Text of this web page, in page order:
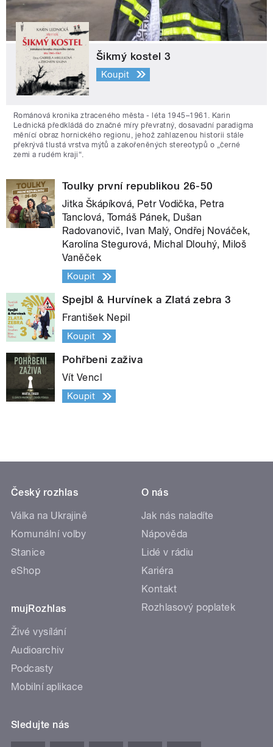
Šikmý kostel 3
Koupit
Románová kronika ztraceného města - léta 1945–1961. Karin
Lednická předkládá do značné míry převratný, dosavadní paradigma
měnící obraz hornického regionu, jehož zahlazenou historii stále
překrývá tlustá vrstva mýtů a zakořeněných stereotypů o „černé
zemi a rudém kraji“.
Toulky první republikou 26-50
Jitka Škápíková, Petr Vodička, Petra
Tanclová, Tomáš Pánek, Dušan
Radovanovič, Ivan Malý, Ondřej Nováček,
Karolína Stegurová, Michal Dlouhý, Miloš
Vaněček
Koupit
Spejbl & Hurvínek a Zlatá zebra 3
František Nepil
Koupit
Pohřbeni zaživa
Vít Vencl
Koupit
Český rozhlas
Válka na Ukrajině
Komunální volby
Stanice
eShop
mujRozhlas
Živé vysílání
Audioarchiv
Podcasty
Mobilní aplikace
O nás
Jak nás naladíte
Nápověda
Lidé v rádiu
Kariéra
Kontakt
Rozhlasový poplatek
Sledujte nás